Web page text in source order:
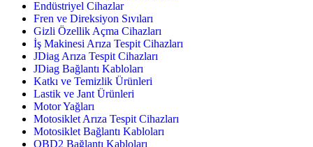
Endüstriyel Cihazlar
Fren ve Direksiyon Sıvıları
Gizli Özellik Açma Cihazları
İş Makinesi Arıza Tespit Cihazları
JDiag Arıza Tespit Cihazları
JDiag Bağlantı Kabloları
Katkı ve Temizlik Ürünleri
Lastik ve Jant Ürünleri
Motor Yağları
Motosiklet Arıza Tespit Cihazları
Motosiklet Bağlantı Kabloları
OBD2 Bağlantı Kabloları